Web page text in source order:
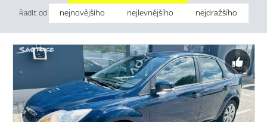
Řadit od nejnovějšího nejlevnějšího nejdražšího